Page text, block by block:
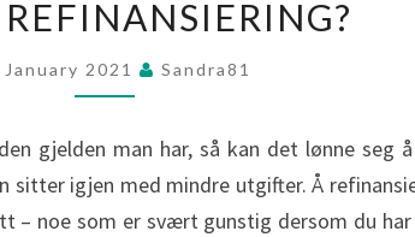
ER
REFINANSIERING?
January 2021 Sandra81
gjelden man har, så kan det lønne seg
sitter igjen med mindre utgifter. Å
– noe som er svært gunstig dersom du har